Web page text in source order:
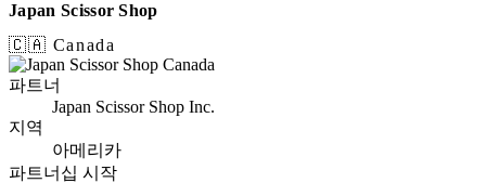
Japan Scissor Shop
🇨🇦 Canada
파트너
Japan Scissor Shop Inc.
지역
아메리카
파트너십 시작